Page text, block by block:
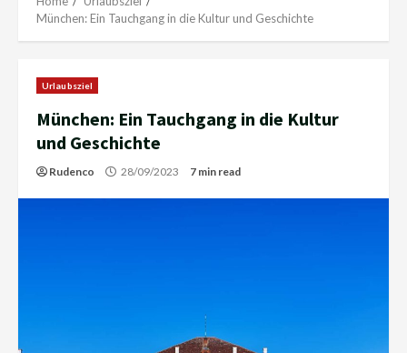
München: Ein Tauchgang in die Kultur und Geschichte
Urlaubsziel
München: Ein Tauchgang in die Kultur
und Geschichte
Rudenco 28/09/2023 7 min read